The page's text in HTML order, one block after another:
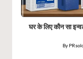
Posted
in
घर के लिए कौन सा
Posted
By